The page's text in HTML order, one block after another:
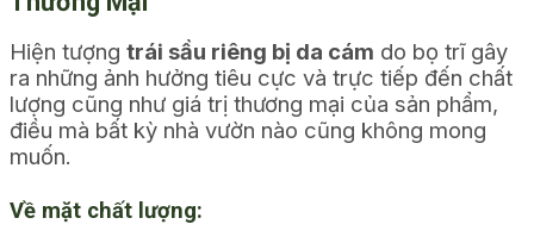
Hiện tượng trái sầu riêng bị da cám do bọ trĩ gây
ra những ảnh hưởng tiêu cực và trực tiếp đến chất
lượng cũng như giá trị thương mại của sản phẩm,
điều mà bất kỳ nhà vườn nào cũng không mong
muốn.
Về mặt chất lượng: